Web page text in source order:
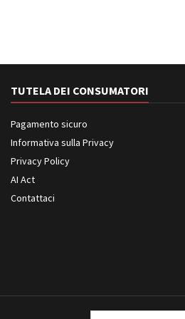
TUTELA DEI CONSUMATORI
Pagamento sicuro
Informativa sulla Privacy
Privacy Policy
AI Act
Contattaci